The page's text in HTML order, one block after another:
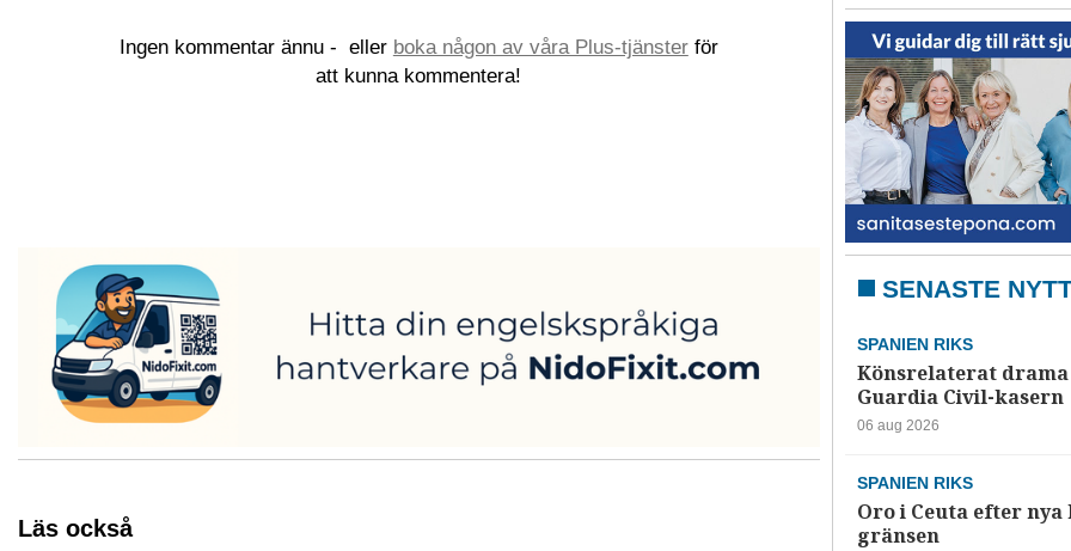
Ingen kommentar ännu - eller boka någon av våra Plus-tjänsterför
att kunna kommentera!
SENASTE
SPANIEN RIKS
Könsrelaterat
Guardia Civil-kasern
06 aug 2026
SPANIEN RIKS
Oro i Ceuta efter
gränsen